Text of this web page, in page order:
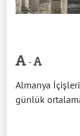
-
Almanya
günlük